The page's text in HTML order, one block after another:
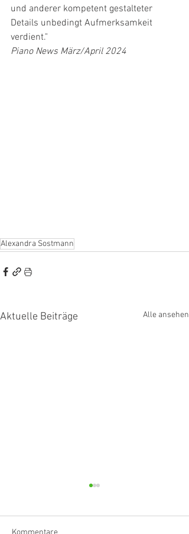
und anderer kompetent gestalteter
Details unbedingt Aufmerksamkeit
verdient."
Piano News März/April 2024
Alexandra Sostmann
Aktuelle Beiträge Alle ansehen